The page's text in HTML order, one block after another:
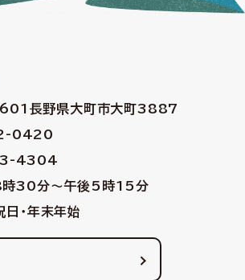
長野県大町市大町3887
0420
4304
時30分〜午後5時15分
日・年末年始